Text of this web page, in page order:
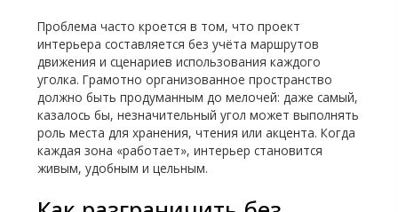
Проблема часто кроется в том, что проект
интерьера составляется без учёта маршрутов
движения и сценариев использования каждого
уголка. Грамотно организованное пространство
должно быть продуманным до мелочей: даже самый,
казалось бы, незначительный угол может выполнять
роль места для хранения, чтения или акцента. Когда
каждая зона «работает», интерьер становится
живым, удобным и цельным.